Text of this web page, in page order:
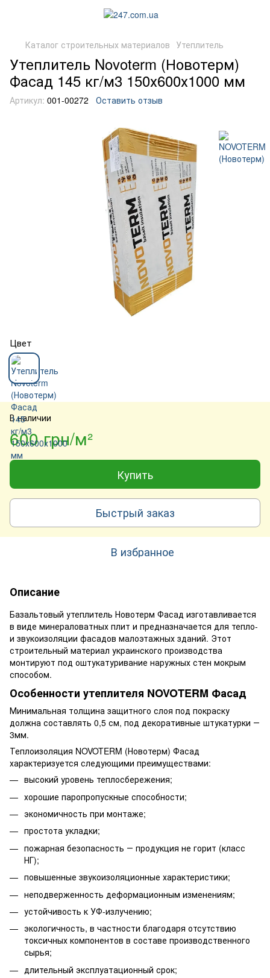
Каталог строительных материалов Утеплитель
Утеплитель Novoterm (Новотерм)
Фасад 145 кг/м3 150х600х1000 мм
Артикул: 001-00272 Оставить отзыв
Цвет
В наличии
600 грн/м²
Купить
Быстрый заказ
В избранное
Описание
Базальтовый утеплитель Новотерм Фасад изготавливается
в виде минераловатных плит и предназначается для тепло-
и звукоизоляции фасадов малоэтажных зданий. Этот
строительный материал украинского производства
монтируют под оштукатуривание наружных стен мокрым
способом.
Особенности утеплителя NOVOTERM Фасад
Минимальная толщина защитного слоя под покраску
должна составлять 0,5 см, под декоративные штукатурки ―
3мм.
Теплоизоляция NOVOTERM (Новотерм) Фасад
характеризуется следующими преимуществами:
высокий уровень теплосбережения;
хорошие паропропускные способности;
экономичность при монтаже;
простота укладки;
пожарная безопасность ― продукция не горит (класс
НГ);
повышенные звукоизоляционные характеристики;
неподверженность деформационным изменениям;
устойчивость к УФ-излучению;
экологичность, в частности благодаря отсутствию
токсичных компонентов в составе производственного
сырья;
длительный эксплуатационный срок;